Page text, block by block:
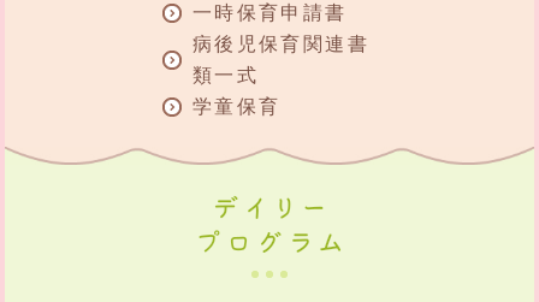
一時保育申請書
病後児保育関連書
類一式
学童保育